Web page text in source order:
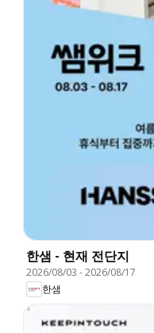
한샘 - 현재 전단지
2026/08/03 -2026/08/17
한샘